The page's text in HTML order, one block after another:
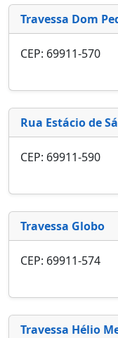
Travessa Dom
CEP: 69911-570
Rua Estácio de Sá
CEP: 69911-590
Travessa Globo
CEP: 69911-574
Travessa Hélio